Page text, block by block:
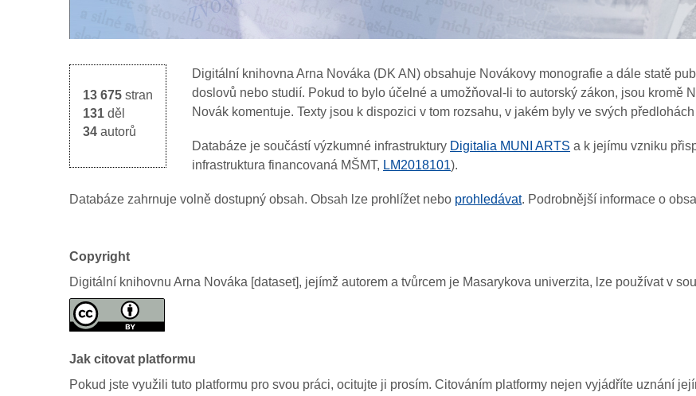
13 675 stran
131 děl
34 autorů
Digitální knihovna Arna Nováka (DK AN) obsahuje Novákovy monografie a dále statě
doslovů nebo studií. Pokud to bylo účelné a umožňoval-li to autorský zákon, jsou kromě
Novák komentuje. Texty jsou k dispozici v tom rozsahu, v jakém byly ve svých
Databáze je součástí výzkumné infrastruktury Digitalia MUNI ARTS a k jejímu vzniku
infrastruktura financovaná MŠMT, LM2018101).
Databáze zahrnuje volně dostupný obsah. Obsah lze prohlížet nebo prohledávat. Podrobnější informace o
Copyright
Digitální knihovnu Arna Nováka [dataset], jejímž autorem a tvůrcem je Masarykova univerzita, lze používat v
Jak citovat platformu
Pokud jste využili tuto platformu pro svou práci, ocitujte ji prosím. Citováním platformy nejen vyjádříte uznání